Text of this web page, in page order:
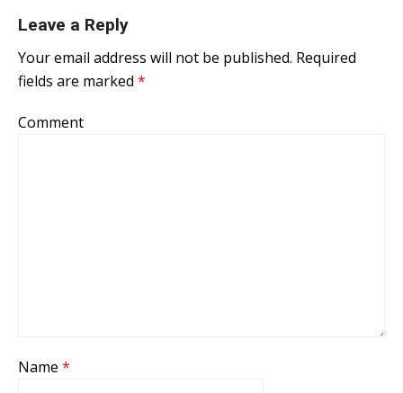
Leave a Reply
Your email address will not be published. Required
fields are marked *
Comment
Name *